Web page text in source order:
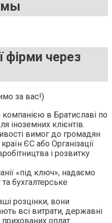
фірми через
за вас!)
в Братиславі по
іноземних клієнтів.
вимог до громадян
ЄС або Організації
і розвитку
«під ключ», надаємо
бухгалтерське
розцінки, вони
всі витрати, державні
оплат.